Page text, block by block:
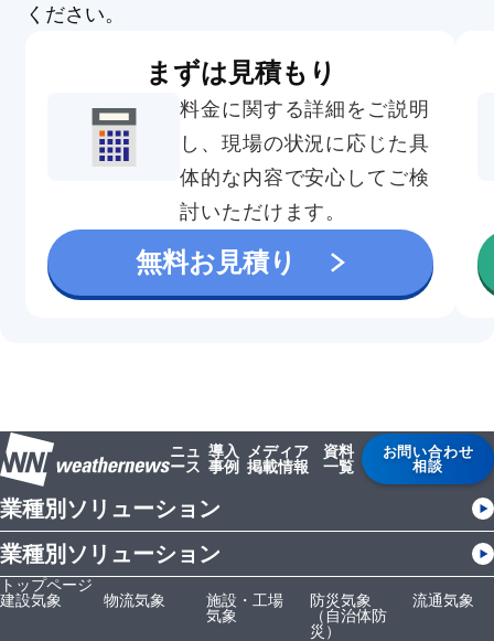
ください。
まずは見積もり
料金に関する詳細をご説明
し、現場の状況に応じた具
体的な内容で安心してご検
討いただけます。
無料お見積り
ニュ
ース
導入
事例
メディア
掲載情報
資料
一覧
お問い合わせ
相談
業種別ソリューション
業種別ソリューション
トップページ
建設気象
物流気象
施設・工場
気象
防災気象
（自治体防
災）
流通気象